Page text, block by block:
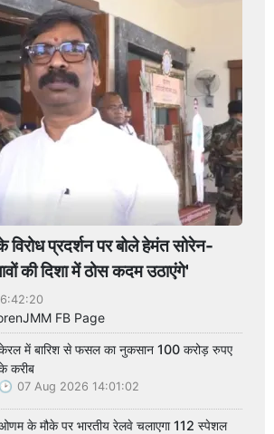
प्रदर्शन पर बोले हेमंत सोरेन-
की दिशा में ठोस कदम उठाएंगे'
FB Page
में बारिश से फसल का नुकसान 100 करोड़ रुपए
करीब
07 Aug 2026 14:01:02
के मौके पर भारतीय रेलवे चलाएगा 112 स्पेशल